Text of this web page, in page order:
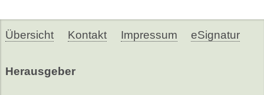
Übersicht Kontakt Impressum eSignatur
Herausgeber